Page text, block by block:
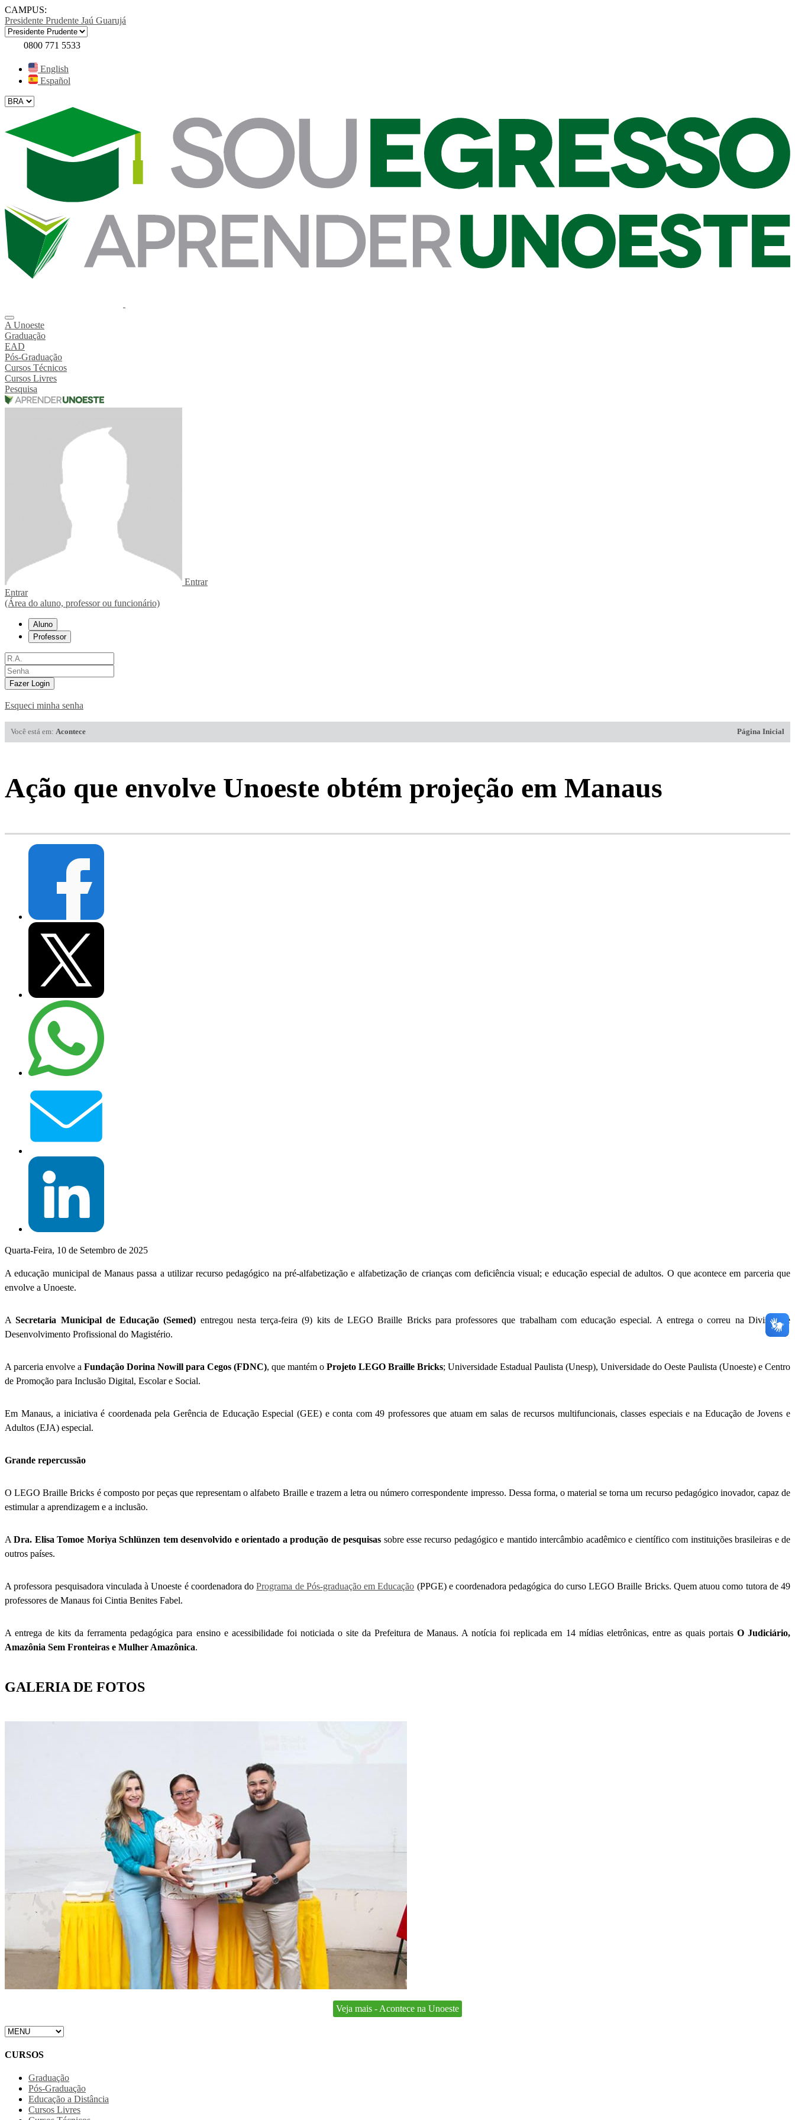
CAMPUS:
Presidente Prudente Jaú Guarujá
0800 771 5533
English
Español
A Unoeste
Graduação
EAD
Pós-Graduação
Cursos Técnicos
Cursos Livres
Pesquisa
Entrar
Entrar
(Área do aluno, professor ou funcionário)
Aluno
Professor
Fazer Login
Esqueci minha senha
Você está em: Acontece Página Inicial
Ação que envolve Unoeste obtém projeção em Manaus
Quarta-Feira, 10 de Setembro de 2025
A educação municipal de Manaus passa a utilizar recurso pedagógico na pré-alfabetização e alfabetização de crianças com deficiência visual; e educação especial de adultos. O que acontece em parceria que
envolve a Unoeste.
ASecretaria Municipal de Educação (Semed) entregou nesta terça-feira (9) kits de LEGO Braille Bricks para professores que trabalham com educação especial. A entrega o correu na Divisão de
Desenvolvimento Profissional do Magistério.
A parceria envolve a Fundação Dorina Nowill para Cegos (FDNC), que mantém o Projeto LEGO Braille Bricks; Universidade Estadual Paulista (Unesp), Universidade do Oeste Paulista (Unoeste) e Centro
de Promoção para Inclusão Digital, Escolar e Social.
Em Manaus, a iniciativa é coordenada pela Gerência de Educação Especial (GEE) e conta com 49 professores que atuam em salas de recursos multifuncionais, classes especiais e na Educação de Jovens e
Adultos (EJA) especial.
Grande repercussão
O LEGO Braille Bricks é composto por peças que representam o alfabeto Braille e trazem a letra ou número correspondente impresso. Dessa forma, o material se torna um recurso pedagógico inovador, capaz de
estimular a aprendizagem e a inclusão.
ADra. Elisa Tomoe Moriya Schlünzen tem desenvolvido e orientado a produção de pesquisas sobre esse recurso pedagógico e mantido intercâmbio acadêmico e científico com instituições brasileiras e de
outros países.
A professora pesquisadora vinculada à Unoeste é coordenadora doPrograma de Pós-graduação em Educação (PPGE) e coordenadora pedagógica do curso LEGO Braille Bricks. Quem atuou como tutora de 49
professores de Manaus foi Cintia Benites Fabel.
A entrega de kits da ferramenta pedagógica para ensino e acessibilidade foi noticiada o site da Prefeitura de Manaus. A notícia foi replicada em 14 mídias eletrônicas, entre as quais portais O Judiciário,
Amazônia Sem Fronteiras e Mulher Amazônica.
GALERIA DE FOTOS
Veja mais - Acontece na Unoeste
CURSOS
Graduação
Pós-Graduação
Educação a Distância
Cursos Livres